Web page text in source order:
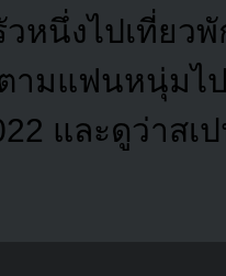
หนึ่งไปเที่ยว
ามแฟนหนุ่มไ
และดูว่าสเ